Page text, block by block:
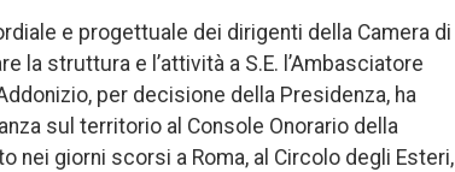
e progettuale dei dirigenti della Camera di
la struttura e l’attività a S.E. l’Ambasciatore
per decisione della Presidenza, ha
sul territorio al Console Onorario della
nei giorni scorsi a Roma, al Circolo degli Esteri,